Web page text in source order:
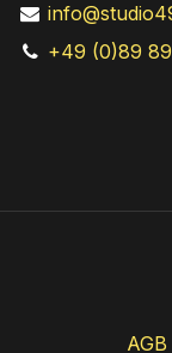
+49 (0)89
AGB